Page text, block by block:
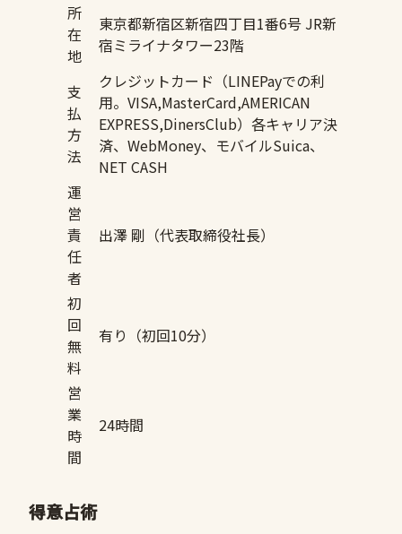
所
在
地
東京都新宿区新宿四丁目1番6号 JR新
宿ミライナタワー23階
支
払
方
法
クレジットカード（LINEPayでの利
用。VISA,MasterCard,AMERICAN
EXPRESS,DinersClub）各キャリア決
済、WebMoney、モバイルSuica、
NET CASH
運
営
責
任
者
出澤 剛（代表取締役社長）
初
回
無
料
有り（初回10分）
営
業
時
間
24時間
得意占術